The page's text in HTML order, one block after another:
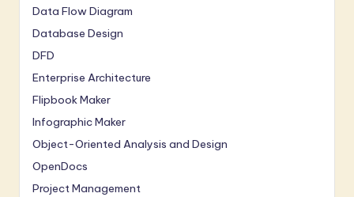
Data Flow Diagram
Database Design
DFD
Enterprise Architecture
Flipbook Maker
Infographic Maker
Object-Oriented Analysis and Design
OpenDocs
Project Management